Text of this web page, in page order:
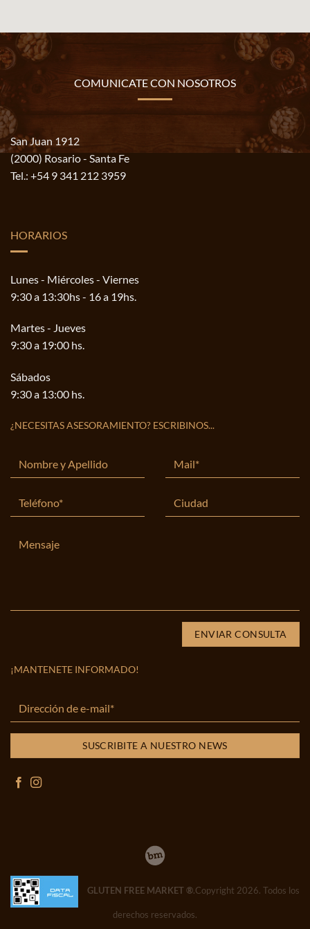
COMUNICATE CON NOSOTROS
San Juan 1912
(2000) Rosario - Santa Fe
Tel.: +54 9 341 212 3959
HORARIOS
Lunes - Miércoles - Viernes
9:30 a 13:30hs - 16 a 19hs.
Martes - Jueves
9:30 a 19:00 hs.
Sábados
9:30 a 13:00 hs.
¿NECESITAS ASESORAMIENTO? ESCRIBINOS...
¡MANTENETE INFORMADO!
GLUTEN FREE MARKET ®.Copyright 2026. Todos los
derechos reservados.